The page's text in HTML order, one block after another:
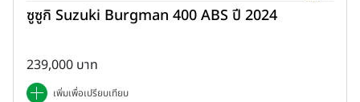
ซูซูกิ Suzuki Burgman 400 ABS ปี 2024
239,000 บาท
เพิ่มเพื่อเปรียบเทียบ